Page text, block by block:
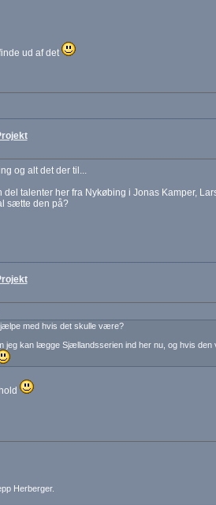
ud af det
og alt det der til...
talenter her fra Nykøbing i Jonas Kamper,
sætte den på?
med hvis det skulle være?
jeg kan lægge Sjællandsserien ind her nu, og hvis
Herberger.